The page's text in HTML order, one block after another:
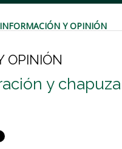
INFORMACIÓN Y OPINIÓN
OPINIÓN
y